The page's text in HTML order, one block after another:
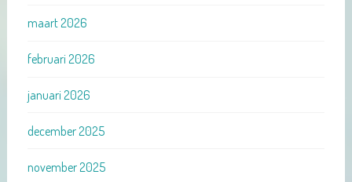
maart 2026
februari 2026
januari 2026
december 2025
november 2025